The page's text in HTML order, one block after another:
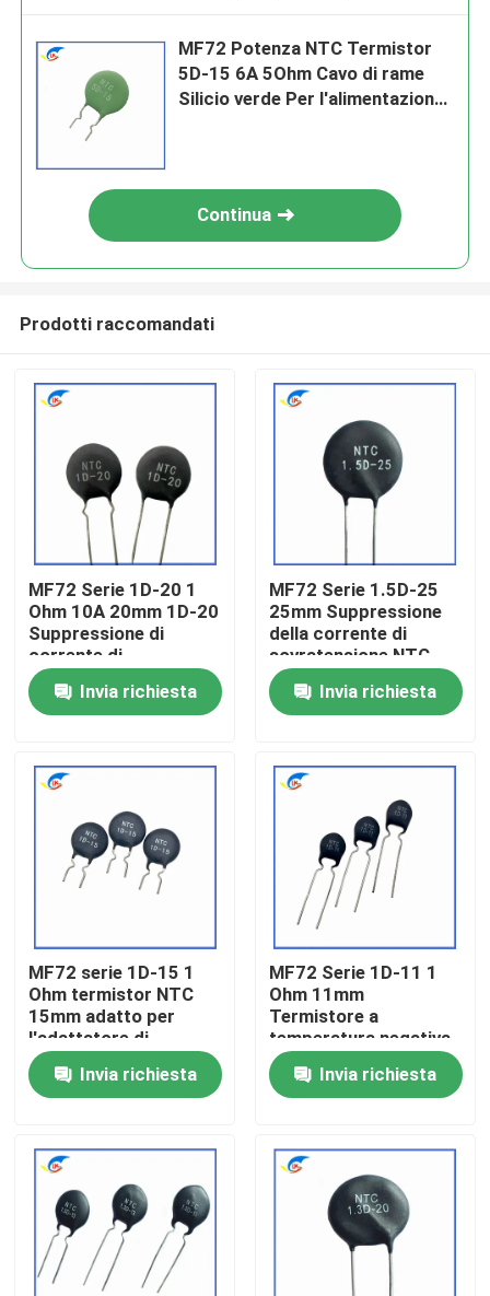
Casa.
Su di noi
Controllo della qualità
Contattaci
Notizie
Casi
Termistore del ptc
MF72 Potenza NTC Termistor
5D-15 6A 5Ohm Cavo di rame
Silicio verde Per l'alimentazione
Continua
Prodotti raccomandati
MF72 Serie 1D-20 1
Ohm 10A 20mm 1D-20
Suppressione di
corrente di
sovratensione NTC
Termistore adatto per
alimentazione ad alta
Invia richiesta
MF72 Serie 1.5D-25
25mm Suppressione
della corrente di
sovratensione NTC
Termistore adatto per
la commutazione
dell'alimentazione
Invia richiesta
MF72 serie 1D-15 1
Ohm termistor NTC
15mm adatto per
l'adattatore di
alimentazione di
commutazione
Invia richiesta
MF72 Serie 1D-11 1
Ohm 11mm
Termistore a
temperatura negativa
per la commutazione
di alimentatori
Invia richiesta